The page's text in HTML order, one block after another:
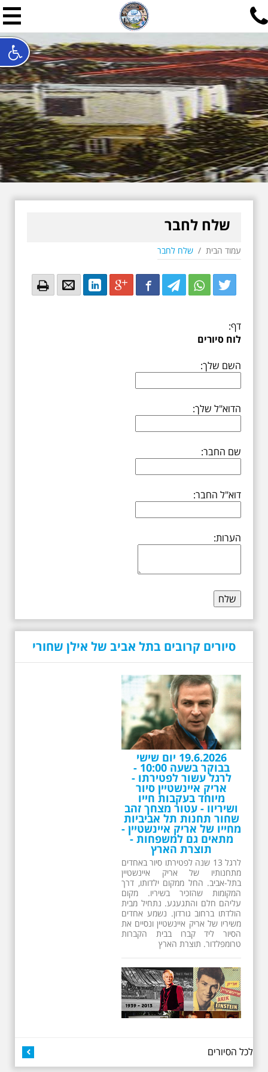
תל אביב שלי
תיור ישראלי בעריכת אילן
האתר המרכזי להיסטוריה של תל אביב ותולדות ארץ ישראל -
חייגו עכשיו:052-7747748
שלחו פנייה:ilan@mytelaviv.co.il
English עברית צור קשר
שלח לחבר
עמוד הבית / שלח לחבר
Twitter
Twitter
Twitter
Facebook
Google+
LinkedIn
Email
Email
דף:
לוח סיורים
השם שלך:
הדוא"ל שלך:
שם החבר:
דוא"ל החבר:
הערות:
סיורים קרובים בתל אביב של אילן שחורי
19.6.2026 יום שישי
בבוקר בשעה 10:00 -
לרגל עשור לפטירתו -
אריק איינשטיין סיור
מיוחד בעקבות חייו
ושיריוו - עטור מצחך זהב
שחור תחנות תל אביביות
מחייו של אריק איינשטיין -
מתאים גם למשפחות -
תוצרת הארץ
לרגל 13 שנה לפטירתו סיור באחדים
מתחנותיו של אריק איינשטיין
בתל-אביב. החל ממקום ילדותו, דרך
המקומות שהזכיר בשיריו. מקום
עליהם חלם והתגעגע. נתחיל מבית
הולדתו ברחוב גורדון. נשמע אחדים
משיריו של אריק איינשטיין ונסיים את
הסיור ליד קברו בבית הקברות
טרומפלדור. תוצרת הארץ
26.6.2026 - שישי בבוקר
ב 10:00 אריק איינשטיין
שחור תחנות תל אביביות
מחייו של אריק איינשטיין -
לכל הסיורים